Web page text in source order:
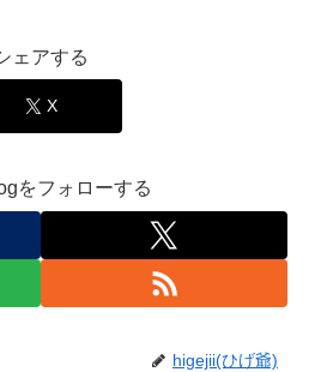
ェアする
X
をフォローする
higejii(ひげ爺)